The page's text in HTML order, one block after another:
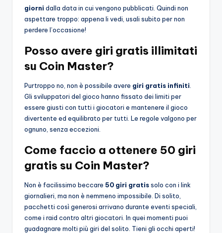
giorni dalla data in cui vengono pubblicati. Quindi non
aspettare troppo: appena li vedi, usali subito per non
perdere l’occasione!
Posso avere giri gratis illimitati
su Coin Master?
Purtroppo no, non è possibile avere giri gratis infiniti
Gli sviluppatori del gioco hanno fissato dei limiti per
essere giusti con tutti i giocatori e mantenere il gioco
divertente ed equilibrato per tutti. Le regole valgono per
ognuno, senza eccezioni.
Come faccio a ottenere 50 giri
gratis su Coin Master?
Non è facilissimo beccare 50 giri gratissolo con i link
giornalieri, ma non è nemmeno impossibile. Di solito,
pacchetti così generosi arrivano durante eventi speciali,
come i raid contro altri giocatori. In quei momenti puoi
guadagnare molti più giri del solito. Tieni gli occhi aperti!